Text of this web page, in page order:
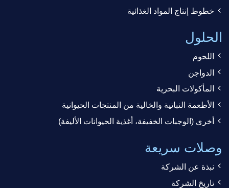
خطوط إنتاج المواد الغذائية
الحلول
اللحوم
الدواجن
المأكولات البحرية
الأطعمة النباتية والخالية من المنتجات الحيوانية
أخرى (الوجبات الخفيفة، أغذية الحيوانات الأليفة)
وصلات سريعة
نبذة عن الشركة
تاريخ الشركة